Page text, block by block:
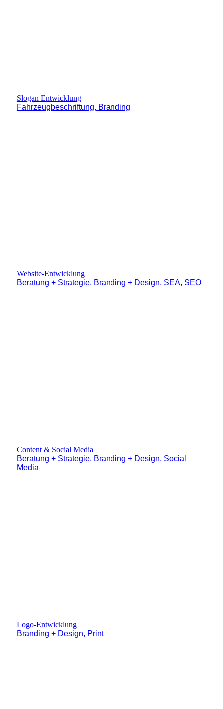
Slogan Entwicklung
Fahrzeugbeschriftung, Branding
Website-Entwicklung
Beratung + Strategie, Branding + Design, SEA, SEO
Content & Social Media
Beratung + Strategie, Branding + Design, Social
Media
Logo-Entwicklung
Branding + Design, Print